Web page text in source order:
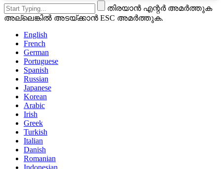
തിരയാൻ എന്റർ അമർത്തുക
അല്ലെങ്കിൽ അടയ്ക്കാൻ ESC അമർത്തുക.
English
French
German
Portuguese
Spanish
Russian
Japanese
Korean
Arabic
Irish
Greek
Turkish
Italian
Danish
Romanian